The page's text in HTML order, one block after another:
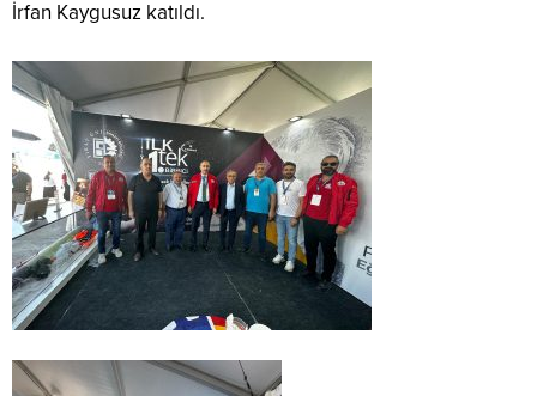
İrfan Kaygusuz katıldı.